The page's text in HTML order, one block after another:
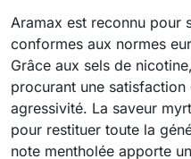
Aramax est reconnu pour
conformes aux normes
Grâce aux sels de
procurant une satisfaction
agressivité. La saveur
pour restituer toute la
note mentholée apporte